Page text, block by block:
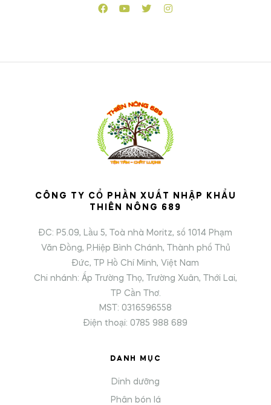
CÔNG TY CỔ PHẦN XUẤT NHẬP KHẨU
THIÊN NÔNG 689
ĐC: P5.09, Lầu 5, Toà nhà Moritz, số 1014 Phạm
Văn Đồng, P.Hiệp Bình Chánh, Thành phố Thủ
Đức, TP Hồ Chí Minh, Việt Nam
Chi nhánh: Ấp Trường Thọ, Trường Xuân, Thới Lai,
TP Cần Thơ.
MST: 0316596558
Điện thoại: 0785 988 689
DANH MỤC
Dinh dưỡng
Phân bón lá